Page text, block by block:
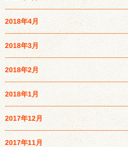
2018年4月
2018年3月
2018年2月
2018年1月
2017年12月
2017年11月